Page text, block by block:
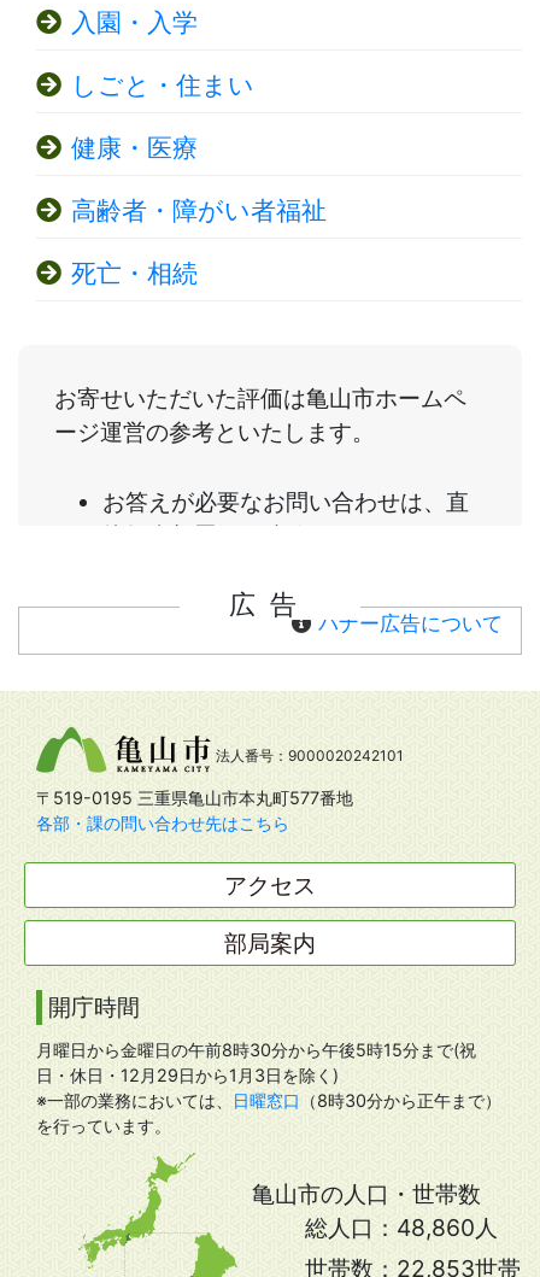
入園・入学
しごと・住まい
健康・医療
高齢者・障がい者福祉
死亡・相続
広告
バナー広告について
法人番号：9000020242101
〒519-0195 三重県亀山市本丸町577番地
各部・課の問い合わせ先はこちら
アクセス
部局案内
開庁時間
月曜日から金曜日の午前8時30分から午後5時15分まで(祝
日・休日・12月29日から1月3日を除く)
※一部の業務においては、
日曜窓口
（8時30分から正午まで）
を行っています。
亀山市の人口・世帯数
総人口： 48,860人
世帯数： 22,853世帯